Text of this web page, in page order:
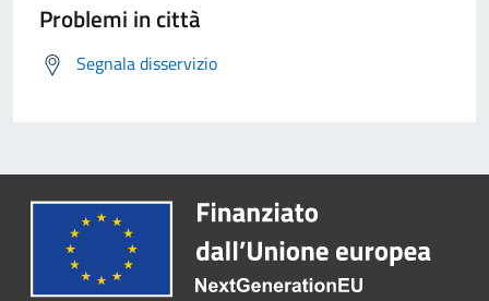
Problemi in città
Segnala disservizio